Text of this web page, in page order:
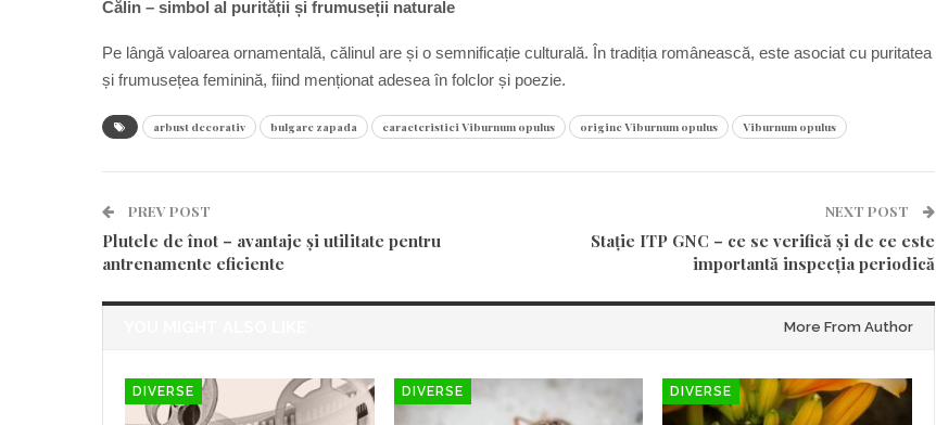
Călin – simbol al purității și frumuseții naturale
Pe lângă valoarea ornamentală, călinul are și o semnificație culturală. În tradiția românească, este asociat cu puritatea
și frumusețea feminină, fiind menționat adesea în folclor și poezie.
arbust decorativ bulgare zapada caracteristici Viburnum opulus origine Viburnum opulus Viburnum opulus
PREV POST
Plutele de înot – avantaje și utilitate pentru
antrenamente eficiente
NEXT POST
Stație ITP GNC – ce se verifică și de ce este
importantă inspecția periodică
More From Author
DIVERSE DIVERSE DIVERSE